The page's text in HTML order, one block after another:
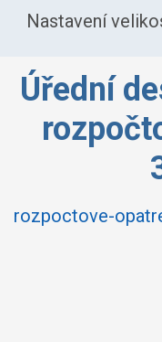
Nastavení
Úřední
rozpoctove-